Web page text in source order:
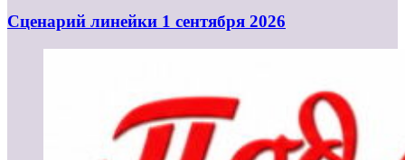
Cценарий линейки 1 сентября 2026